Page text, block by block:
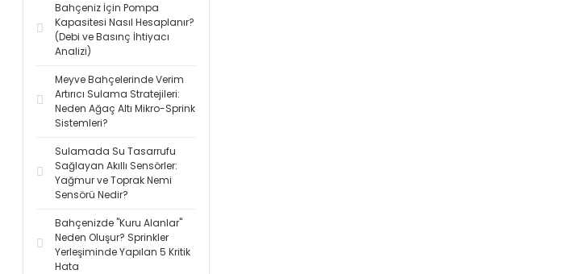
Bahçeniz İçin Pompa
Kapasitesi Nasıl Hesaplanır?
(Debi ve Basınç İhtiyacı
Analizi)
Meyve Bahçelerinde Verim
Artırıcı Sulama Stratejileri:
Neden Ağaç Altı Mikro-Sprink
Sistemleri?
Sulamada Su Tasarrufu
Sağlayan Akıllı Sensörler:
Yağmur ve Toprak Nemi
Sensörü Nedir?
Bahçenizde "Kuru Alanlar"
Neden Oluşur? Sprinkler
Yerleşiminde Yapılan 5 Kritik
Hata